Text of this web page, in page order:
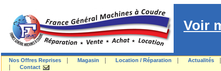
Voir
Nos Offres Reprises Magasin Location / Réparation Actualités
Contact